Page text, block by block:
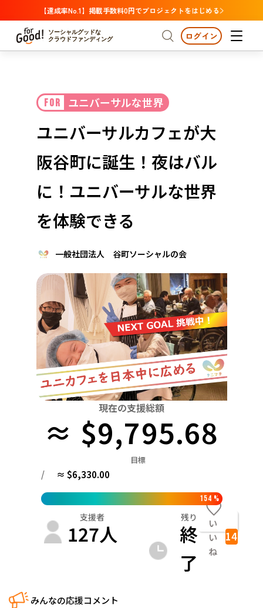
【達成率No.1】掲載手数料0円でプロジェクトをはじめる
ソーシャルグッドな
クラウドファンディング
プロジェクトからさがす 注目
カテゴリーからさがす 国際協力
医療・福祉
人権・マイノリティ
近畿
中国
四国
九州・沖縄
注目 新着
支援金額が多い
支援人数が多い
終了日が近い
カテゴリーからさがす
国際協力 医療・福祉
子ども・教育
環境・エシカル
人権・マイノリティ
社会貢献
地域からさがす
北海道 青森 岩手 宮城 秋田
茨城 栃木 埼玉 千葉 東京
新潟 富山 石川 福井 山梨 長野
滋賀 京都 大阪 兵庫 奈良
島根 岡山 広島 山口
九州・沖縄
ログイン
FOR ユニバーサルな世界
ユニバーサルカフェが大
阪谷町に誕生！夜はバル
に！ユニバーサルな世界
を体験できる
一般社団法人 谷町ソーシャルの会
現在の支援総額
≈ $9,795.68
目標
/ ≈ $6,330.00
154 %
支援者
127人
残り
終
了
い
い
ね
14
みんなの応援コメント